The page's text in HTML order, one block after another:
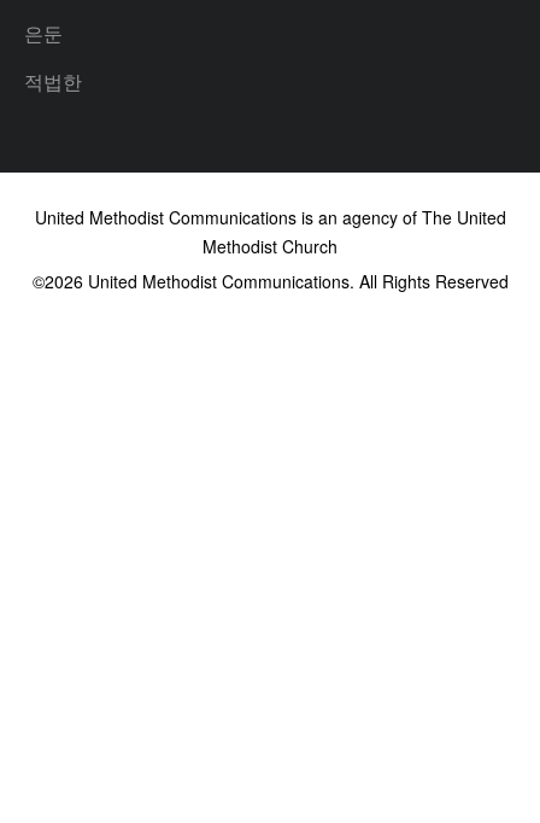
은둔
적법한
United Methodist Communications is an agency of The United
Methodist Church
©2026United Methodist Communications. All Rights Reserved